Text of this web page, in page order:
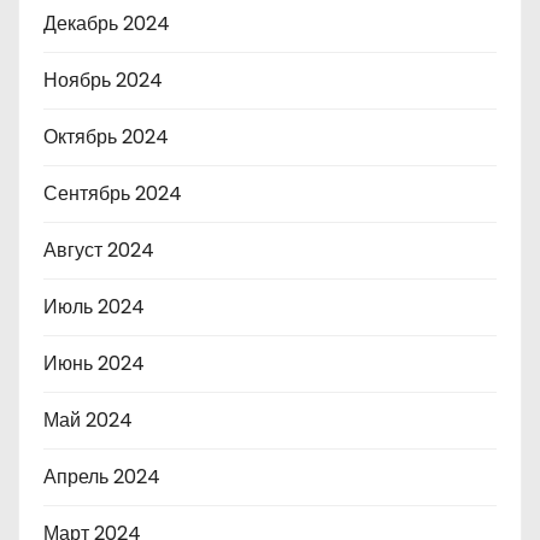
Декабрь 2024
Ноябрь 2024
Октябрь 2024
Сентябрь 2024
Август 2024
Июль 2024
Июнь 2024
Май 2024
Апрель 2024
Март 2024